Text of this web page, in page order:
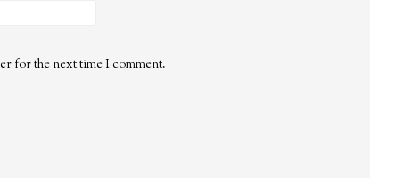
for the next time I comment.